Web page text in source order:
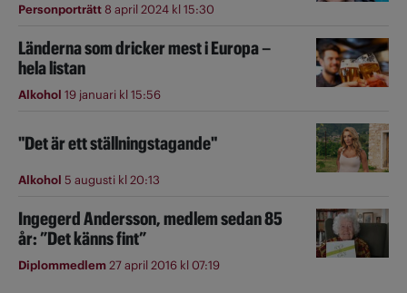
Personporträtt8 april 2024 kl 15:30
Länderna som dricker mest i Europa –
hela listan
Alkohol 19 januari kl 15:56
"Det är ett ställningstagande"
Alkohol 5 augusti kl 20:13
Ingegerd Andersson, medlem sedan 85
år: ”Det känns fint”
Diplommedlem27 april 2016 kl 07:19